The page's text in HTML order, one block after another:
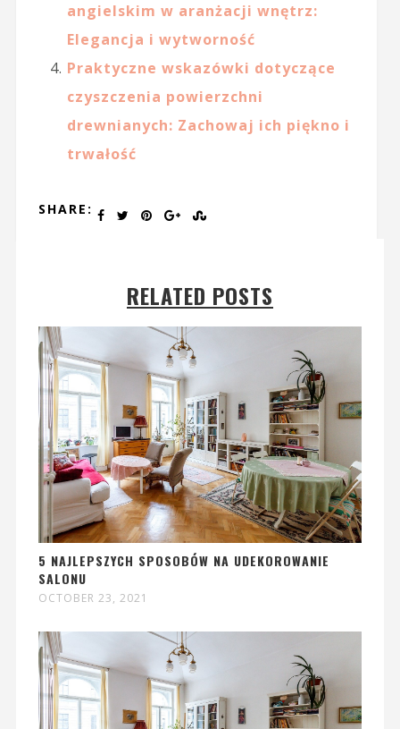
angielskim w aranżacji wnętrz:
Elegancja i wytworność
Praktyczne wskazówki dotyczące
czyszczenia powierzchni
drewnianych: Zachowaj ich piękno i
trwałość
SHARE:
RELATED POSTS
5 NAJLEPSZYCH SPOSOBÓW NA UDEKOROWANIE
SALONU
OCTOBER 23, 2021